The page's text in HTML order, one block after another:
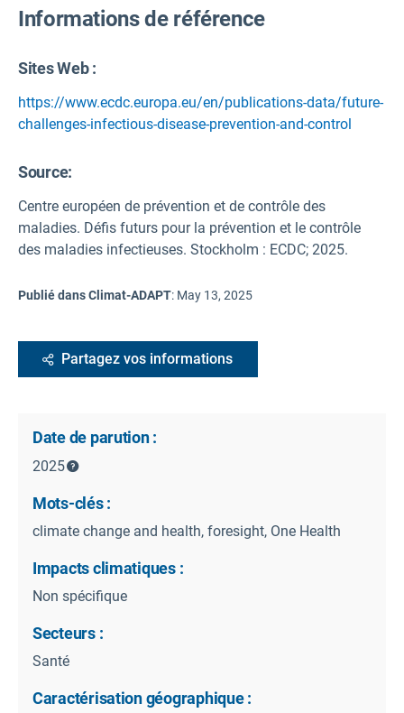
Informations de référence
Sites Web :
https://www.ecdc.europa.eu/en/publications-data/future-
challenges-infectious-disease-prevention-and-control
Source:
Centre européen de prévention et de contrôle des
maladies. Défis futurs pour la prévention et le contrôle
des maladies infectieuses. Stockholm : ECDC; 2025.
Publié dans Climat-ADAPT: May 13, 2025
Partagez vos informations
Date de parution :
2025
Mots-clés :
climate change and health, foresight, One Health
Impacts climatiques :
Non spécifique
Secteurs :
Santé
Caractérisation géographique :